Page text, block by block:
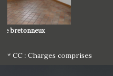
* CC : Charges comprises